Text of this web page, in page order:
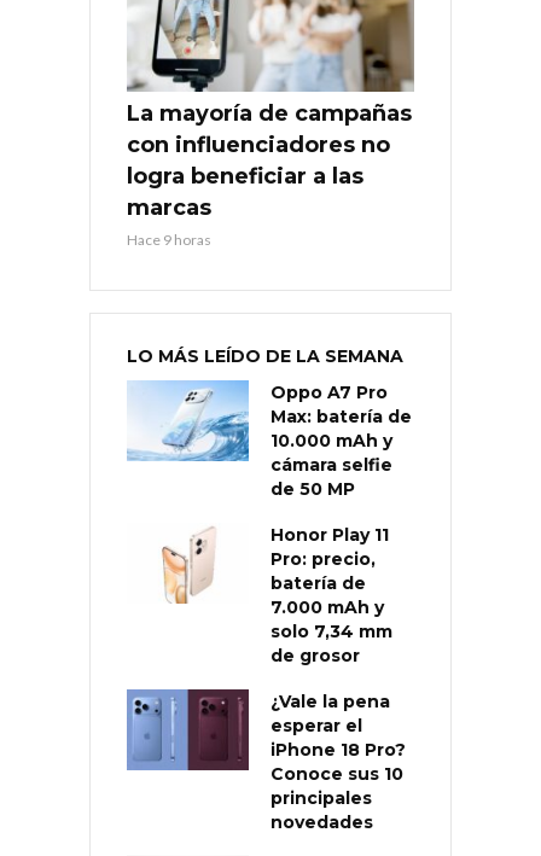
La mayoría de campañas
con influenciadores no
logra beneficiar a las
marcas
Hace 9 horas
LO MÁS LEÍDO DE LA SEMANA
Oppo A7 Pro
Max: batería de
10.000 mAh y
cámara selfie
de 50 MP
Honor Play 11
Pro: precio,
batería de
7.000 mAh y
solo 7,34 mm
de grosor
¿Vale la pena
esperar el
iPhone 18 Pro?
Conoce sus 10
principales
novedades